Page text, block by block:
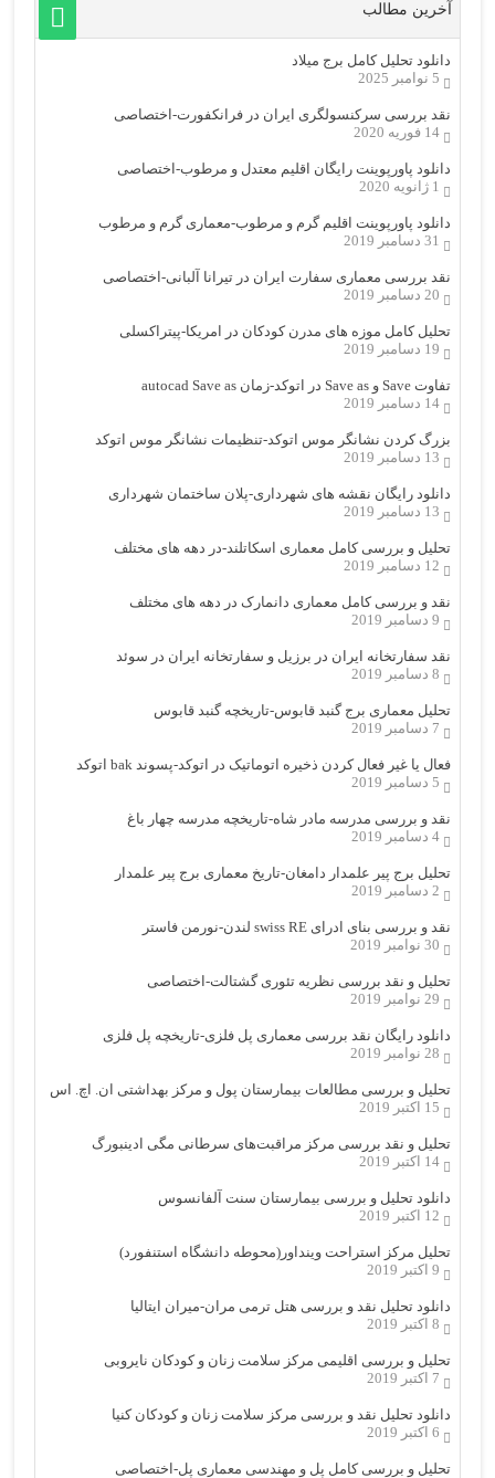
آخرین مطالب
دانلود تحلیل کامل برج میلاد
5 نوامبر 2025
نقد بررسی سرکنسولگری ایران در فرانکفورت-اختصاصی
14 فوریه 2020
دانلود پاورپوینت رایگان اقلیم معتدل و مرطوب-اختصاصی
1 ژانویه 2020
دانلود پاورپوینت اقلیم گرم و مرطوب-معماری گرم و مرطوب
31 دسامبر 2019
نقد بررسی معماری سفارت ایران در تیرانا آلبانی-اختصاصی
20 دسامبر 2019
تحلیل کامل موزه های مدرن کودکان در امریکا-پیتراکسلی
19 دسامبر 2019
تفاوت Save و Save as در اتوکد-زمان autocad Save as
14 دسامبر 2019
بزرگ کردن نشانگر موس اتوکد-تنظیمات نشانگر موس اتوکد
13 دسامبر 2019
دانلود رایگان نقشه های شهرداری-پلان ساختمان شهرداری
13 دسامبر 2019
تحلیل و بررسی کامل معماری اسکاتلند-در دهه های مختلف
12 دسامبر 2019
نقد و بررسی کامل معماری دانمارک در دهه های مختلف
9 دسامبر 2019
نقد سفارتخانه ایران در برزیل و سفارتخانه ایران در سوئد
8 دسامبر 2019
تحلیل معماری برج گنبد قابوس-تاریخچه گنبد قابوس
7 دسامبر 2019
فعال یا غیر فعال کردن ذخیره اتوماتیک در اتوکد-پسوند bak اتوکد
5 دسامبر 2019
نقد و بررسی مدرسه مادر شاه-تاریخچه مدرسه چهار باغ
4 دسامبر 2019
تحلیل برج پیر علمدار دامغان-تاریخ معماری برج پیر علمدار
2 دسامبر 2019
نقد و بررسی بنای ادرای swiss RE لندن-نورمن فاستر
30 نوامبر 2019
تحلیل و نقد بررسی نظریه تئوری گشتالت-اختصاصی
29 نوامبر 2019
دانلود رایگان نقد بررسی معماری پل فلزی-تاریخچه پل فلزی
28 نوامبر 2019
تحلیل و بررسی مطالعات بیمارستان پول و مرکز بهداشتی ان. اچ. اس
15 اکتبر 2019
تحلیل و نقد بررسی مرکز مراقبت‌های سرطانی مگی ادینبورگ
14 اکتبر 2019
دانلود تحلیل و بررسی بیمارستان سنت آلفانسوس
12 اکتبر 2019
تحلیل مرکز استراحت وینداور(محوطه دانشگاه استنفورد)
9 اکتبر 2019
دانلود تحلیل نقد و بررسی هتل ترمی مران-میران ایتالیا
8 اکتبر 2019
تحلیل و بررسی اقلیمی مرکز سلامت زنان و کودکان نایروبی
7 اکتبر 2019
دانلود تحلیل نقد و بررسی مرکز سلامت زنان و کودکان کنیا
6 اکتبر 2019
تحلیل و بررسی کامل پل و مهندسی معماری پل-اختصاصی